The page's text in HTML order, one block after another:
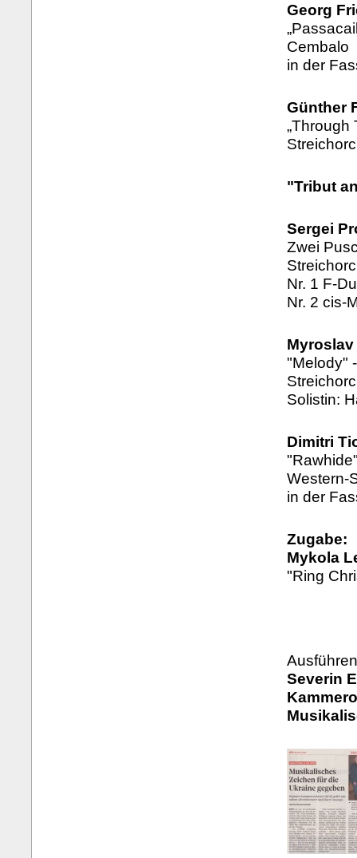
Georg
Cembalo
in der
Günther
„Through
"Tribut
Sergei
Zwei
Nr. 1 F-
Nr. 2 cis-
Myroslav
"Melody"
Solistin:
Dimitri
Western-
in der
Zugabe:
Mykola
"Ring
Severin